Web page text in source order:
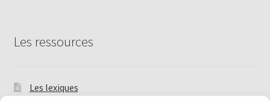
Les ressources
Les lexiques